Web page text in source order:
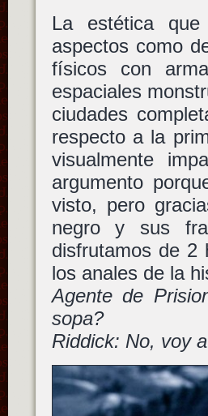
La estética
aspectos como
físicos con
espaciales
ciudades
respecto a la
visualmente
argumento
visto, pero
negro y sus
disfrutamos de 2
los anales de la
Agente de
sopa?
Riddick: No, voy